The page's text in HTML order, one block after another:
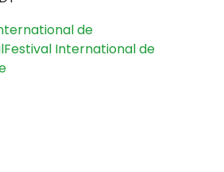
de
Festival International de